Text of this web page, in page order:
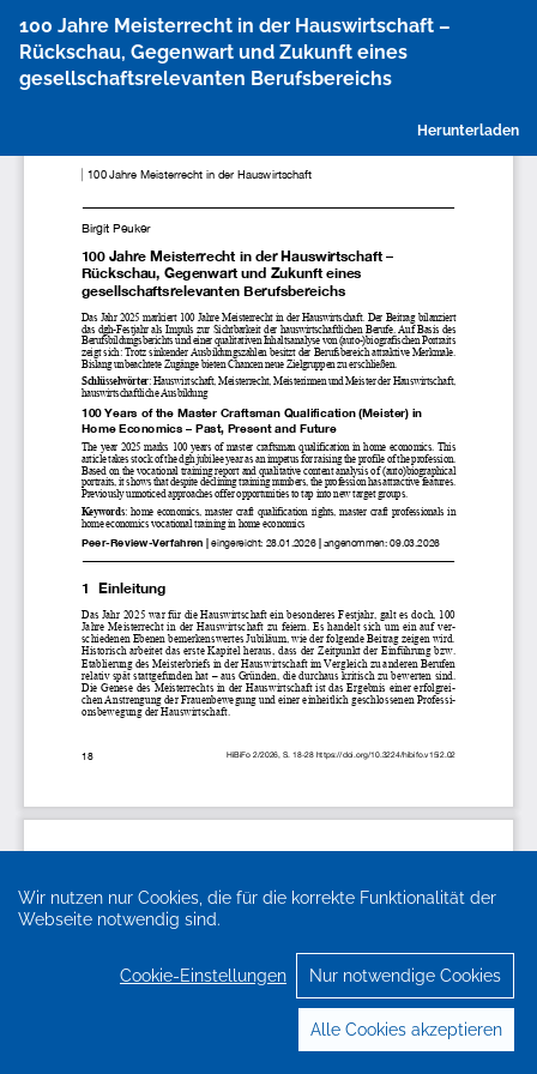
Wir nutzen nur Cookies, die für die korrekte Funktionalität der
Webseite notwendig sind.
Cookie-Einstellungen Nur notwendige Cookies
Alle Cookies akzeptieren
Artikeldetails
zurückkehren
100 Jahre Meisterrecht in der Hauswirtschaft –
Rückschau, Gegenwart und Zukunft eines
gesellschaftsrelevanten Berufsbereichs
Herunterladen